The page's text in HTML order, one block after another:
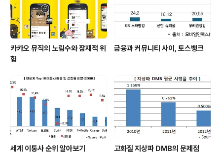
카카오 뮤직의 노림수와 잠재적 위
험
금융과 커뮤니티 사이, 토스뱅크
세계 이통사 순위 알아보기 고화질 지상파 DMB의 문제점